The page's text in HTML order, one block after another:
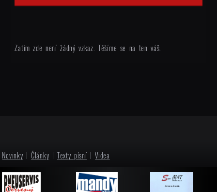
Zatím zde není žádný vzkaz. Těšíme se na ten váš.
Novinky |Články |Texty písní |Videa